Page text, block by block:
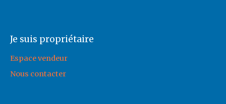
Je suis propriétaire
Espace vendeur
Nous contacter